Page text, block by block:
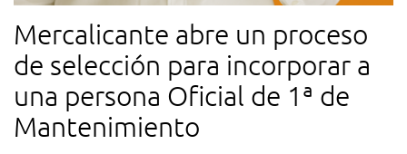
Mercalicante abre un proceso
de selección para incorporar a
una persona Oficial de 1ª de
Mantenimiento